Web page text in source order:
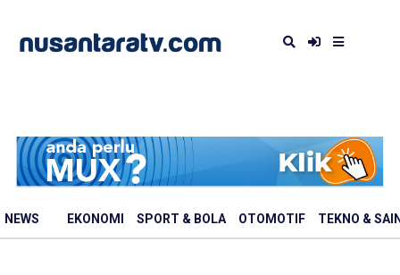
NEWS EKONOMI SPORT & BOLA OTOMOTIF TEKNO &